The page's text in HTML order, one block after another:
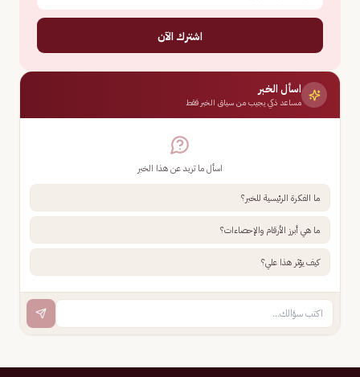
اشترك الآن
اسأل الخبر
مساعد ذكي يجيب من سياق الخبر فقط
اسأل ما تريد عن هذا الخبر
ما الفكرة الرئيسية للخبر؟
ما هي أبرز الأرقام والإحصاءات؟
كيف يؤثر هذا علي؟